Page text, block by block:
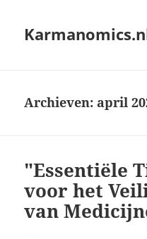
Archieven: april
"Essentiële
voor het
van